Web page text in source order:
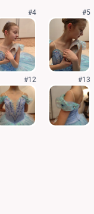
#4 #5
#12 #13